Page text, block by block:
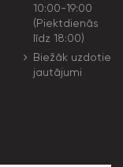
10:00-19:00
(Piektdienās
līdz 18:00)
Biežāk uzdotie
jautājumi